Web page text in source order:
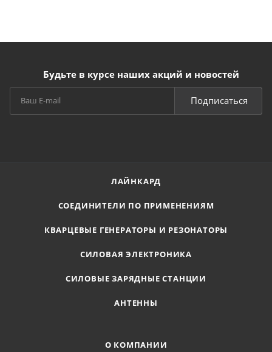
Будьте в курсе наших акций и новостей
Подписаться
ЛАЙНКАРД
СОЕДИНИТЕЛИ ПО ПРИМЕНЕНИЯМ
КВАРЦЕВЫЕ ГЕНЕРАТОРЫ И РЕЗОНАТОРЫ
СИЛОВАЯ ЭЛЕКТРОНИКА
СИЛОВЫЕ ЗАРЯДНЫЕ СТАНЦИИ
АНТЕННЫ
О КОМПАНИИ